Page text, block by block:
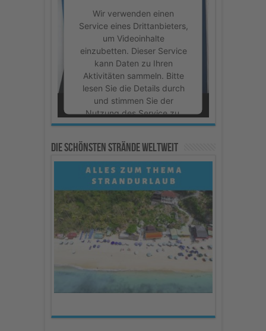
Wir verwenden einen
Service eines Drittanbieters,
um Videoinhalte
einzubetten. Dieser Service
kann Daten zu Ihren
Aktivitäten sammeln. Bitte
lesen Sie die Details durch
und stimmen Sie der
Nutzung des Service zu,
um dieses Video
Mehr Informationen
Akzeptieren
powered by Usercentrics
Consent Management
Platform
Die schönsten Strände weltweit